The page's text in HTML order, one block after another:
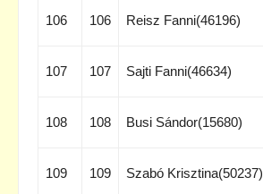
106 106 Reisz Fanni(46196)
107 107 Sajti Fanni(46634)
108 108 Busi Sándor(15680)
109 109 Szabó Krisztina(50237)